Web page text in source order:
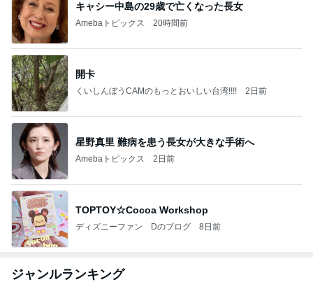
キャシー中島の29歳で亡くなった長女
Amebaトピックス 20時間前
開卡
くいしんぼうCAMのもっとおいしい台湾!!!! 2日前
星野真里 難病を患う長女が大きな手術へ
Amebaトピックス 2日前
TOPTOY☆Cocoa Workshop
ディズニーファン Dのブログ 8日前
ジャンルランキング